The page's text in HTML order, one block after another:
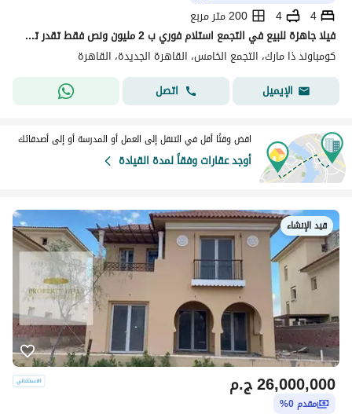
4
4
200 متر مربع
فيلا جاهزة للبيع في التجمع استلام فوري ب 2 مليون ونص فقط تقدر تسكن فيها وصورها دي من الواقع
كومباوند ذا مارك، التجمع الخامس، القاهرة الجديدة، القاهرة
الإيميل
اتصل
اقض وقتًا أقل في التنقل إلى العمل أو المدرسة أو إلى أصدقائك
أوجد عقارات وفقاً لمدة القيادة
قيد الإنشاء
ج.م26,000,000
مقدم 0%